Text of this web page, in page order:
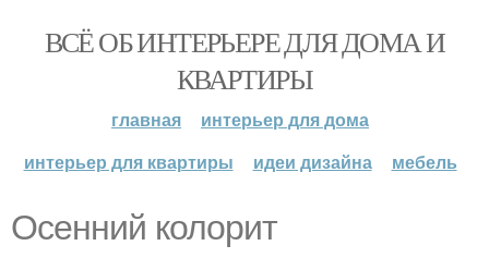
ВСЁ ОБ ИНТЕРЬЕРЕ ДЛЯ ДОМА И
КВАРТИРЫ
главная
интерьер для дома
интерьер для квартиры
идеи дизайна мебель
Осенний колорит